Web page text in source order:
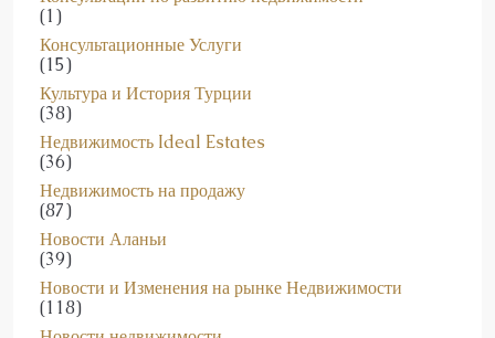
(1)
Консультационные Услуги
(15)
Культура и История Турции
(38)
Недвижимость Ideal Estates
(36)
Недвижимость на продажу
(87)
Новости Аланьи
(39)
Новости и Изменения на рынке Недвижимости
(118)